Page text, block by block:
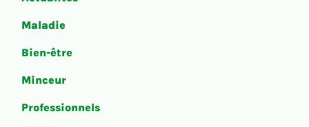
Maladie
Bien-être
Minceur
Professionnels